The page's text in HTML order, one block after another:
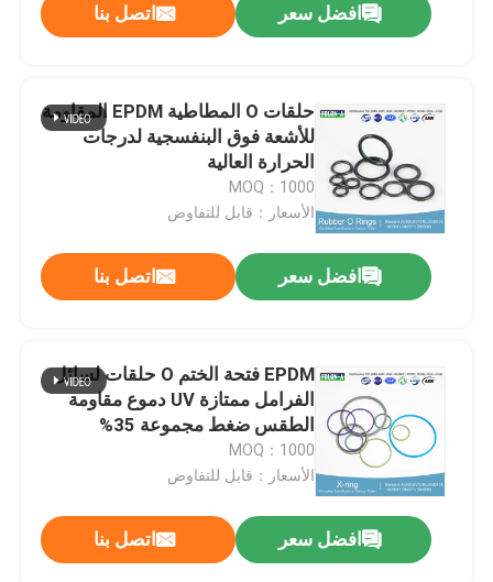
جولة في المعمل
ضبط الجودة
اتصل بنا
أخبار
حلقات مطاطية
حلقات NBR يا
حلقات FKM O
افضل سعر اتصل بنا
حلقات O المطاطية EPDM المقاومة
للأشعة فوق البنفسجية لدرجات
الحرارة العالية
MOQ：1000
الأسعار：قابل للتفاوض
افضل سعر اتصل بنا
EPDM فتحة الختم O حلقات لسائل
الفرامل ممتازة UV دموع مقاومة
الطقس ضغط مجموعة 35%
MOQ：1000
الأسعار：قابل للتفاوض
افضل سعر اتصل بنا